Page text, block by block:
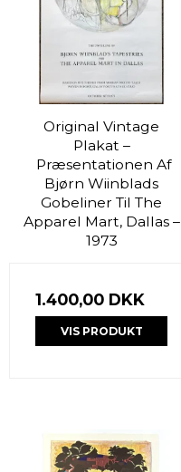
Original Vintage
Plakat –
Præsentationen Af
Bjørn Wiinblads
Gobeliner Til The
Apparel Mart, Dallas –
1973
1.400,00 DKK
VIS PRODUKT